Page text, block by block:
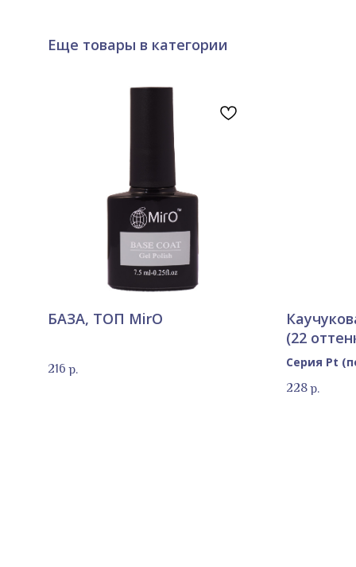
Еще товары в категории
БАЗА, ТОП MirO
216 р.
(22
Серия Pt
228р.